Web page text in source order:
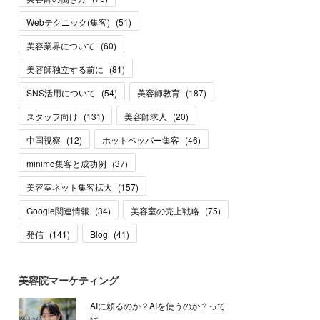
Webテクニック(集客) (51)
美容業界について (60)
美容師独立する前に (81)
SNS活用について (54) 美容師教育 (187)
スタッフ向け (131) 美容師求人 (20)
中国視察 (12) ホットペッパー集客 (46)
minimo集客と成功例 (37)
美容室ネット集客拡大 (157)
Google関連情報 (34) 美容室の売上戦略 (75)
発信 (141) Blog (41)
美容院マーケティング
AIに頼るのか？AIを使うのか？って